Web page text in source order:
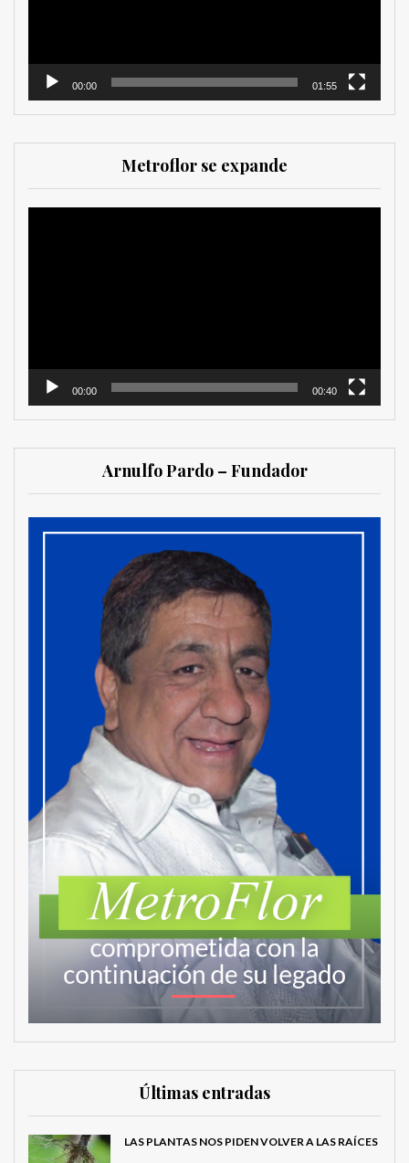
00:00 01:55
Metroflor se expande
00:00 00:40
Arnulfo Pardo – Fundador
Últimas entradas
LAS PLANTAS NOS PIDEN VOLVER A LAS RAÍCES